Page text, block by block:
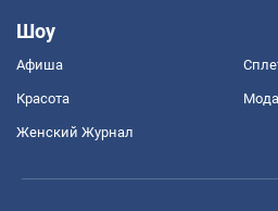
Шоу
Афиша
Красота Мода
Женский Журнал